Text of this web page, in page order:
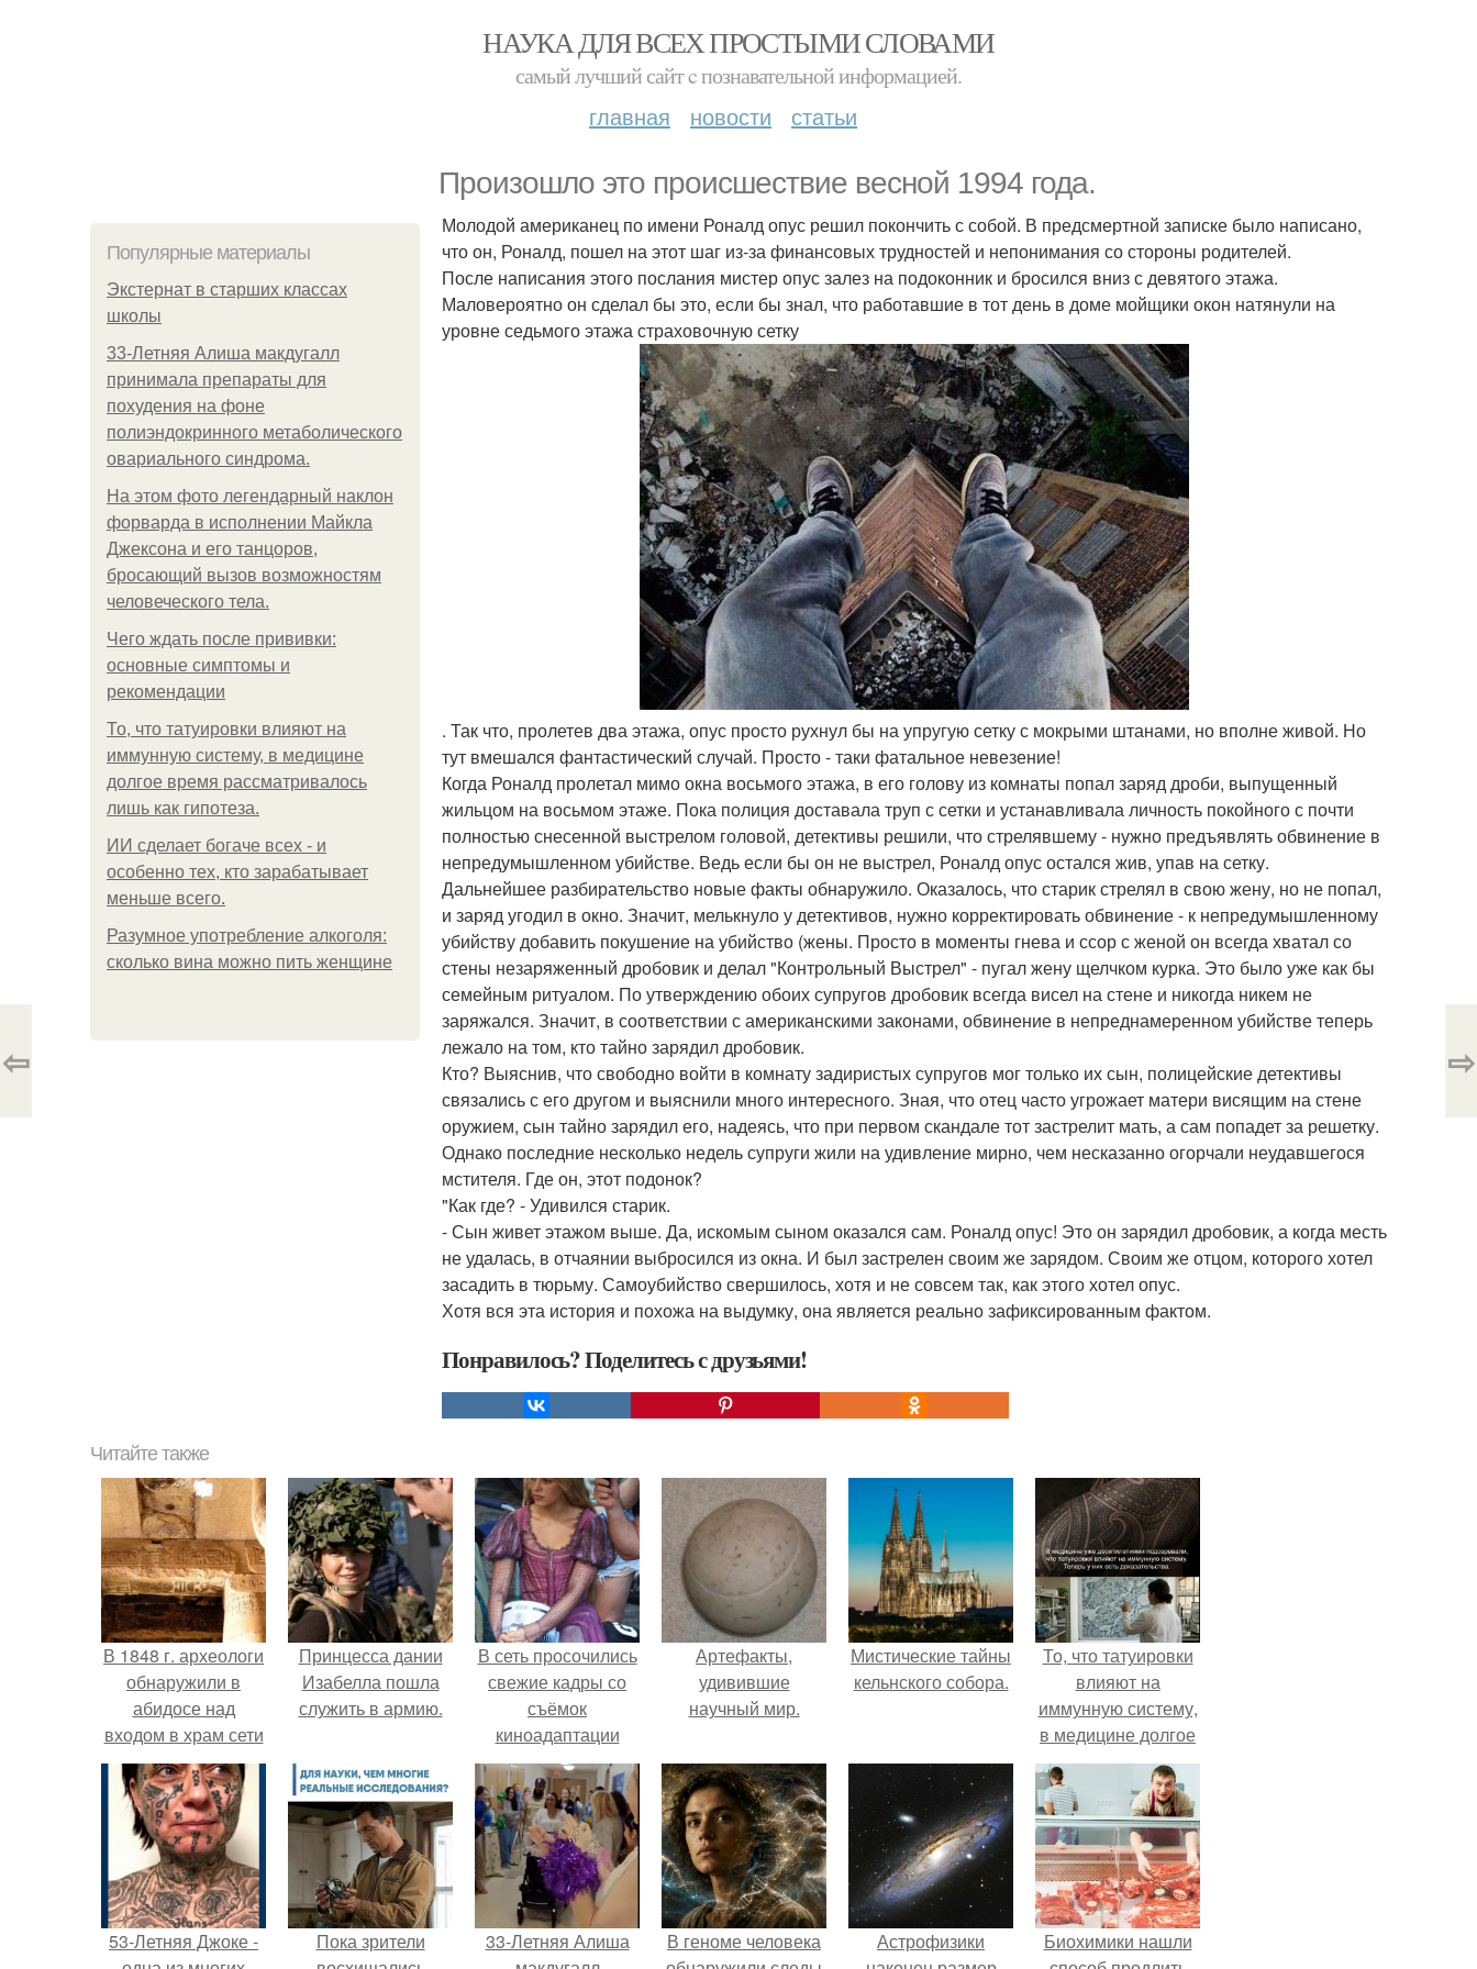
НАУКА ДЛЯ ВСЕХ ПРОСТЫМИ СЛОВАМИ
самый лучший сайт c познавательной информацией.
главная новости статьи
Произошло это происшествие весной 1994 года.
Популярные материалы
Экстернат в старших классах
школы
33-Летняя Алиша макдугалл
принимала препараты для
похудения на фоне
полиэндокринного метаболического
овариального синдрома.
На этом фото легендарный наклон
форварда в исполнении Майкла
Джексона и его танцоров,
бросающий вызов возможностям
человеческого тела.
Чего ждать после прививки:
основные симптомы и
рекомендации
То, что татуировки влияют на
иммунную систему, в медицине
долгое время рассматривалось
лишь как гипотеза.
ИИ сделает богаче всех - и
особенно тех, кто зарабатывает
меньше всего.
Разумное употребление алкоголя:
сколько вина можно пить женщине
Молодой американец по имени Роналд опус решил покончить с собой. В предсмертной записке было написано,
что он, Роналд, пошел на этот шаг из-за финансовых трудностей и непонимания со стороны родителей.
После написания этого послания мистер опус залез на подоконник и бросился вниз с девятого этажа.
Маловероятно он сделал бы это, если бы знал, что работавшие в тот день в доме мойщики окон натянули на
уровне седьмого этажа страховочную сетку
. Так что, пролетев два этажа, опус просто рухнул бы на упругую сетку с мокрыми штанами, но вполне живой. Но
тут вмешался фантастический случай. Просто - таки фатальное невезение!
Когда Роналд пролетал мимо окна восьмого этажа, в его голову из комнаты попал заряд дроби, выпущенный
жильцом на восьмом этаже. Пока полиция доставала труп с сетки и устанавливала личность покойного с почти
полностью снесенной выстрелом головой, детективы решили, что стрелявшему - нужно предъявлять обвинение в
непредумышленном убийстве. Ведь если бы он не выстрел, Роналд опус остался жив, упав на сетку.
Дальнейшее разбирательство новые факты обнаружило. Оказалось, что старик стрелял в свою жену, но не попал,
и заряд угодил в окно. Значит, мелькнуло у детективов, нужно корректировать обвинение - к непредумышленному
убийству добавить покушение на убийство (жены. Просто в моменты гнева и ссор с женой он всегда хватал со
стены незаряженный дробовик и делал "Контрольный Выстрел" - пугал жену щелчком курка. Это было уже как бы
семейным ритуалом. По утверждению обоих супругов дробовик всегда висел на стене и никогда никем не
заряжался. Значит, в соответствии с американскими законами, обвинение в непреднамеренном убийстве теперь
лежало на том, кто тайно зарядил дробовик.
Кто? Выяснив, что свободно войти в комнату задиристых супругов мог только их сын, полицейские детективы
связались с его другом и выяснили много интересного. Зная, что отец часто угрожает матери висящим на стене
оружием, сын тайно зарядил его, надеясь, что при первом скандале тот застрелит мать, а сам попадет за решетку.
Однако последние несколько недель супруги жили на удивление мирно, чем несказанно огорчали неудавшегося
мстителя. Где он, этот подонок?
"Как где? - Удивился старик.
- Сын живет этажом выше. Да, искомым сыном оказался сам. Роналд опус! Это он зарядил дробовик, а когда месть
не удалась, в отчаянии выбросился из окна. И был застрелен своим же зарядом. Своим же отцом, которого хотел
засадить в тюрьму. Самоубийство свершилось, хотя и не совсем так, как этого хотел опус.
Хотя вся эта история и похожа на выдумку, она является реально зафиксированным фактом.
Понравилось? Поделитесь с друзьями!
⇦ ⇨
Читайте также
В 1848 г. археологи
обнаружили в
абидосе над
входом в храм сети
I таблички с
загадочными
иероглифами.
Принцесса дании
Изабелла пошла
служить в армию.
В сеть просочились
свежие кадры со
съёмок
киноадаптации
"Рапунцель", и всё
внимание
моментально
оказалось
приковано к Тиган
крофт.
Артефакты,
удивившие
научный мир.
Мистические тайны
кельнского собора.
То, что татуировки
влияют на
иммунную систему,
в медицине долгое
время
рассматривалось
лишь как гипотеза.
53-Летняя Джоке -
Пока зрители
33-Летняя Алиша
В геноме человека
Астрофизики
Биохимики нашли